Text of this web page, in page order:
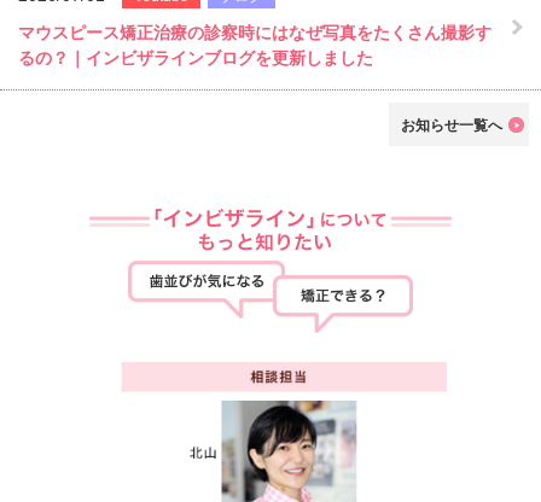
マウスピース矯正治療の診察時にはなぜ写真をたくさん撮影す
るの？｜インビザラインブログを更新しました
お知らせ一覧へ